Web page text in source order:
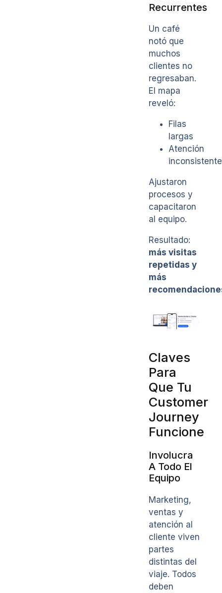
Recurrentes
Un café
notó que
muchos
clientes no
regresaban.
El mapa
reveló:
Filas
largas
Atención
inconsistente
Ajustaron
procesos y
capacitaron
al equipo.
Resultado:
más visitas
repetidas y
más
Claves
Para
Que Tu
Customer
Journey
Funcione
Involucra
A Todo El
Equipo
Marketing,
ventas y
atención al
cliente viven
partes
distintas del
viaje. Todos
deben